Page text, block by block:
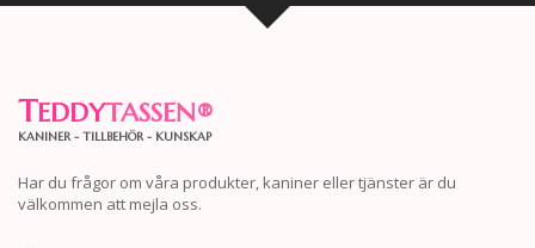
TEDDYTASSEN®
KANINER - TILLBEHÖR - KUNSKAP
Har du frågor om våra produkter, kaniner eller tjänster är du
välkommen att mejla oss.